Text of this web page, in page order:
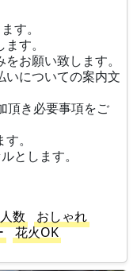
す。
す。
お願い致します。
についての案内文
き必要事項をご
。
とします。
数
おしゃれ
花火OK